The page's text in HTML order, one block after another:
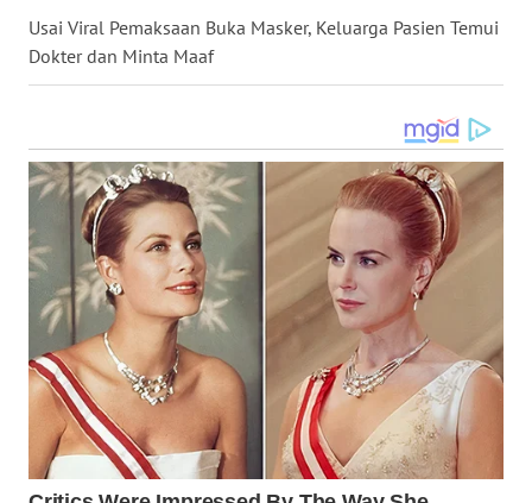
Usai Viral Pemaksaan Buka Masker, Keluarga Pasien Temui
Dokter dan Minta Maaf
KALSEL
WN
KALTIM
WN
SULSEL
WN
GORONTALO